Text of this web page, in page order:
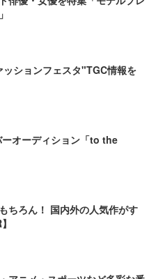
ションフェスタ"TGC情報を
オーディション「to the
ちろん！ 国内外の人気作がす